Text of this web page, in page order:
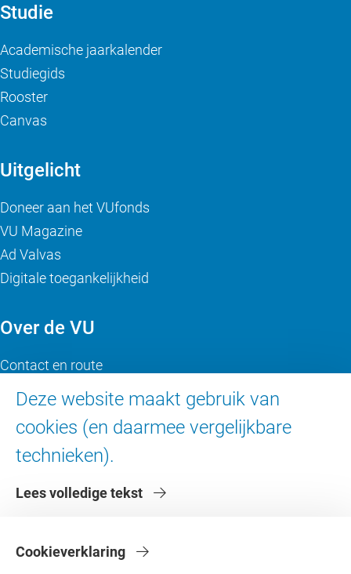
Deze website maakt gebruik van
cookies (en daarmee vergelijkbare
technieken).
Lees volledige tekst
Cookieverklaring
Studie
Academische jaarkalender
Studiegids
Rooster
Canvas
Uitgelicht
Doneer aan het VUfonds
VU Magazine
Ad Valvas
Digitale toegankelijkheid
Over de VU
Contact en route
Werken bij de VU
Diensten